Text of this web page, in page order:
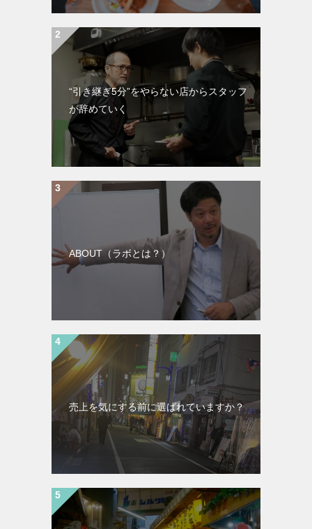
“引き継ぎ5分”をやらない店からスタッフ
が辞めていく
ABOUT（ラボとは？）
売上を気にする前に選ばれていますか？